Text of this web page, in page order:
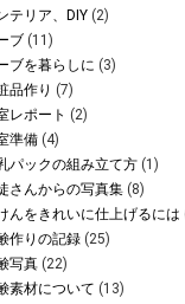
テリア、DIY (2)
ブ (11)
ブを暮らしに (3)
品作り (7)
レポート (2)
準備 (4)
パックの組み立て方 (1)
さんからの写真集 (8)
んをきれいに仕上げるには
作りの記録 (25)
写真 (22)
素材について (13)